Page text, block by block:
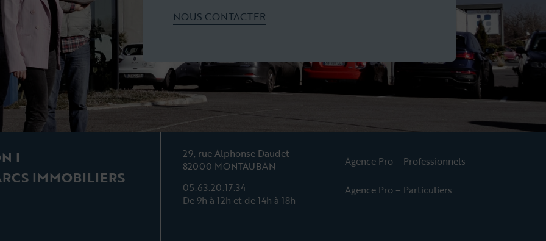
NOUS CONTACTER
I
IMMOBILIERS
29, rue Alphonse Daudet
82000 MONTAUBAN
05.63.20.17.34
De 9h à 12h et de 14h à 18h
Agence Pro – Professionnels
Agence Pro – Particuliers